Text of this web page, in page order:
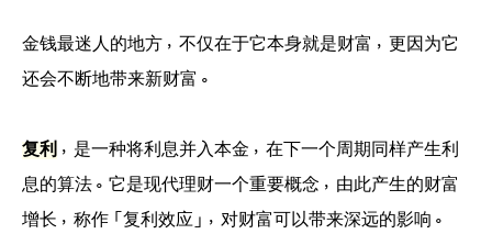
金钱最迷人的地方，不仅在于它本身就是财富，更因为它
还会不断地带来新财富。
复利 ，是一种将利息并入本金，在下一个周期同样产生利
息的算法。它是现代理财一个重要概念，由此产生的财富
增长，称作「复利效应」，对财富可以带来深远的影响。